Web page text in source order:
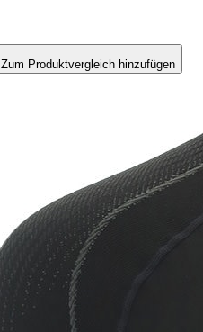
Zum Produktvergleich hinzufügen